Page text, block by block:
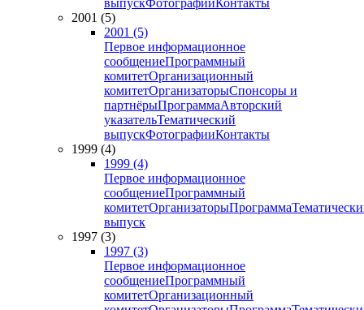
выпускФотографииКонтакты
2001 (5)
2001 (5)
Первое информационное
сообщениеПрограммный
комитетОрганизационный
комитетОрганизаторыСпонсоры и
партнёрыПрограммаАвторский
указательТематический
выпускФотографииКонтакты
1999 (4)
1999 (4)
Первое информационное
сообщениеПрограммный
комитетОрганизаторыПрограмма
выпуск
1997 (3)
1997 (3)
Первое информационное
сообщениеПрограммный
комитетОрганизационный